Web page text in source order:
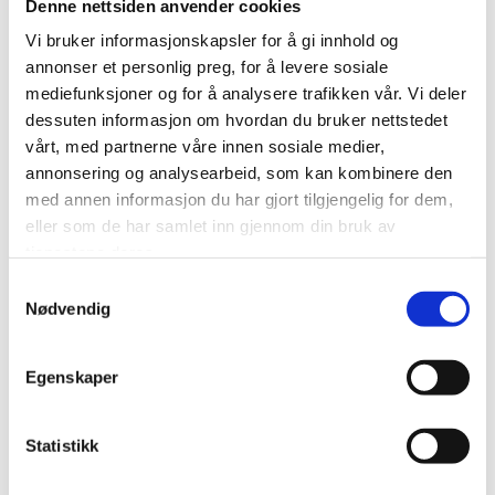
Denne nettsiden anvender cookies
Vi bruker informasjonskapsler for å gi innhold og
annonser et personlig preg, for å levere sosiale
mediefunksjoner og for å analysere trafikken vår. Vi deler
dessuten informasjon om hvordan du bruker nettstedet
vårt, med partnerne våre innen sosiale medier,
annonsering og analysearbeid, som kan kombinere den
med annen informasjon du har gjort tilgjengelig for dem,
eller som de har samlet inn gjennom din bruk av
Nødvendig
Egenskaper
Statistikk
Camilla Stadheim Hellum
Gynekolog